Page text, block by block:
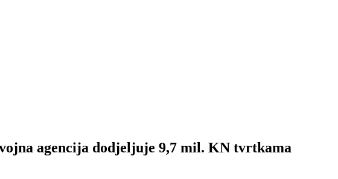
agencija dodjeljuje 9,7 mil. KN tvrtkama